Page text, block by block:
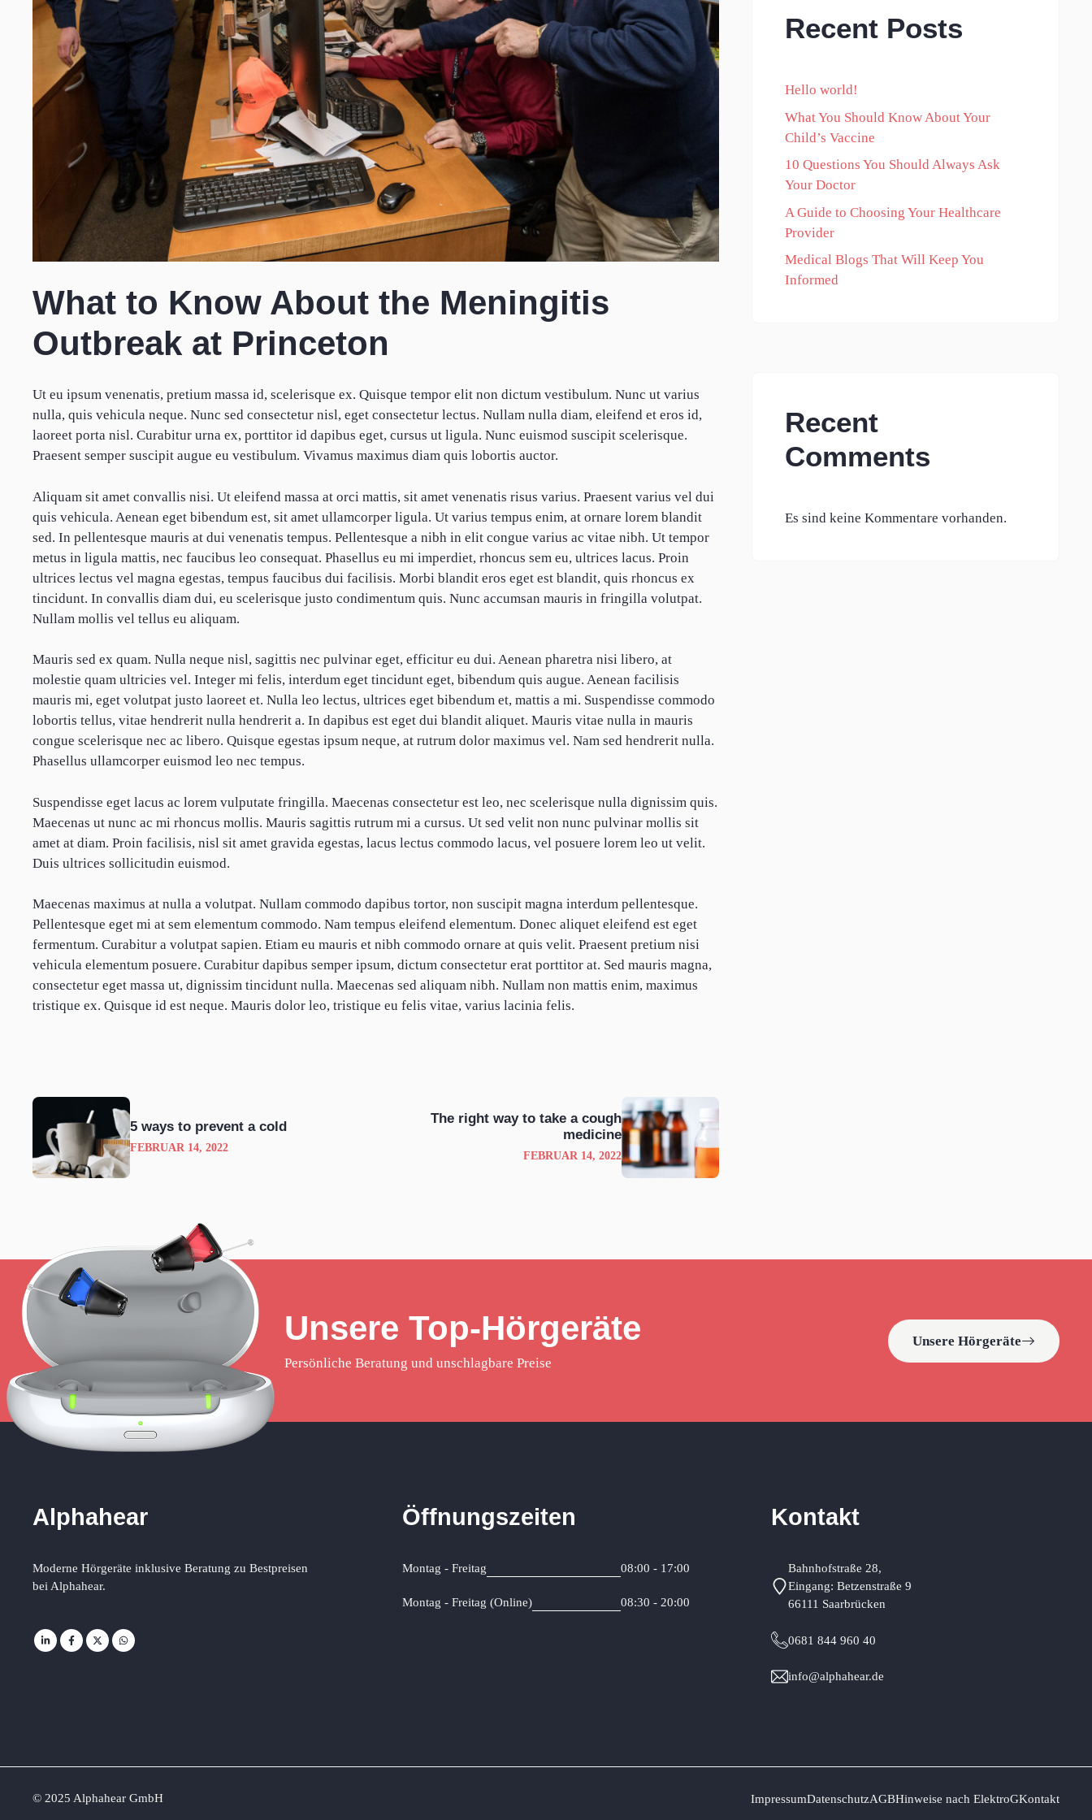
What to Know About the Meningitis
Outbreak at Princeton
Ut eu ipsum venenatis, pretium massa id, scelerisque ex. Quisque tempor elit non dictum vestibulum. Nunc ut varius
nulla, quis vehicula neque. Nunc sed consectetur nisl, eget consectetur lectus. Nullam nulla diam, eleifend et eros id,
laoreet porta nisl. Curabitur urna ex, porttitor id dapibus eget, cursus ut ligula. Nunc euismod suscipit scelerisque.
Praesent semper suscipit augue eu vestibulum. Vivamus maximus diam quis lobortis auctor.
Aliquam sit amet convallis nisi. Ut eleifend massa at orci mattis, sit amet venenatis risus varius. Praesent varius vel dui
quis vehicula. Aenean eget bibendum est, sit amet ullamcorper ligula. Ut varius tempus enim, at ornare lorem blandit
sed. In pellentesque mauris at dui venenatis tempus. Pellentesque a nibh in elit congue varius ac vitae nibh. Ut tempor
metus in ligula mattis, nec faucibus leo consequat. Phasellus eu mi imperdiet, rhoncus sem eu, ultrices lacus. Proin
ultrices lectus vel magna egestas, tempus faucibus dui facilisis. Morbi blandit eros eget est blandit, quis rhoncus ex
tincidunt. In convallis diam dui, eu scelerisque justo condimentum quis. Nunc accumsan mauris in fringilla volutpat.
Nullam mollis vel tellus eu aliquam.
Mauris sed ex quam. Nulla neque nisl, sagittis nec pulvinar eget, efficitur eu dui. Aenean pharetra nisi libero, at
molestie quam ultricies vel. Integer mi felis, interdum eget tincidunt eget, bibendum quis augue. Aenean facilisis
mauris mi, eget volutpat justo laoreet et. Nulla leo lectus, ultrices eget bibendum et, mattis a mi. Suspendisse commodo
lobortis tellus, vitae hendrerit nulla hendrerit a. In dapibus est eget dui blandit aliquet. Mauris vitae nulla in mauris
congue scelerisque nec ac libero. Quisque egestas ipsum neque, at rutrum dolor maximus vel. Nam sed hendrerit nulla.
Phasellus ullamcorper euismod leo nec tempus.
Suspendisse eget lacus ac lorem vulputate fringilla. Maecenas consectetur est leo, nec scelerisque nulla dignissim quis.
Maecenas ut nunc ac mi rhoncus mollis. Mauris sagittis rutrum mi a cursus. Ut sed velit non nunc pulvinar mollis sit
amet at diam. Proin facilisis, nisl sit amet gravida egestas, lacus lectus commodo lacus, vel posuere lorem leo ut velit.
Duis ultrices sollicitudin euismod.
Maecenas maximus at nulla a volutpat. Nullam commodo dapibus tortor, non suscipit magna interdum pellentesque.
Pellentesque eget mi at sem elementum commodo. Nam tempus eleifend elementum. Donec aliquet eleifend est eget
fermentum. Curabitur a volutpat sapien. Etiam eu mauris et nibh commodo ornare at quis velit. Praesent pretium nisi
vehicula elementum posuere. Curabitur dapibus semper ipsum, dictum consectetur erat porttitor at. Sed mauris magna,
consectetur eget massa ut, dignissim tincidunt nulla. Maecenas sed aliquam nibh. Nullam non mattis enim, maximus
tristique ex. Quisque id est neque. Mauris dolor leo, tristique eu felis vitae, varius lacinia felis.
5 ways to prevent a cold
FEBRUAR 14, 2022
The right way to take a cough
medicine
FEBRUAR 14, 2022
Recent Posts
Hello world!
What You Should Know About Your
Child’s Vaccine
10 Questions You Should Always Ask
Your Doctor
A Guide to Choosing Your Healthcare
Provider
Medical Blogs That Will Keep You
Informed
Recent
Comments
Es sind keine Kommentare vorhanden.
Unsere Top-Hörgeräte
Persönliche Beratung und unschlagbare Preise
Unsere Hörgeräte
Alphahear
Moderne Hörgeräte inklusive Beratung zu Bestpreisen
bei Alphahear.
Öffnungszeiten
Montag - Freitag 08:00 - 17:00
Montag - Freitag (Online) 08:30 - 20:00
Kontakt
Bahnhofstraße 28,
Eingang: Betzenstraße 9
66111 Saarbrücken
0681 844 960 40
info@alphahear.de
© 2025 Alphahear GmbH ImpressumDatenschutzAGBHinweise nach ElektroGKontakt